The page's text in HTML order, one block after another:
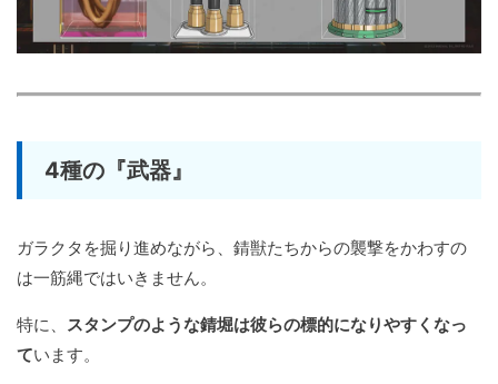
4種の『武器』
ガラクタを掘り進めながら、錆獣たちからの襲撃をかわすの
は一筋縄ではいきません。
特に、 スタンプのような錆堀は彼らの標的になりやすくなっ
ています。